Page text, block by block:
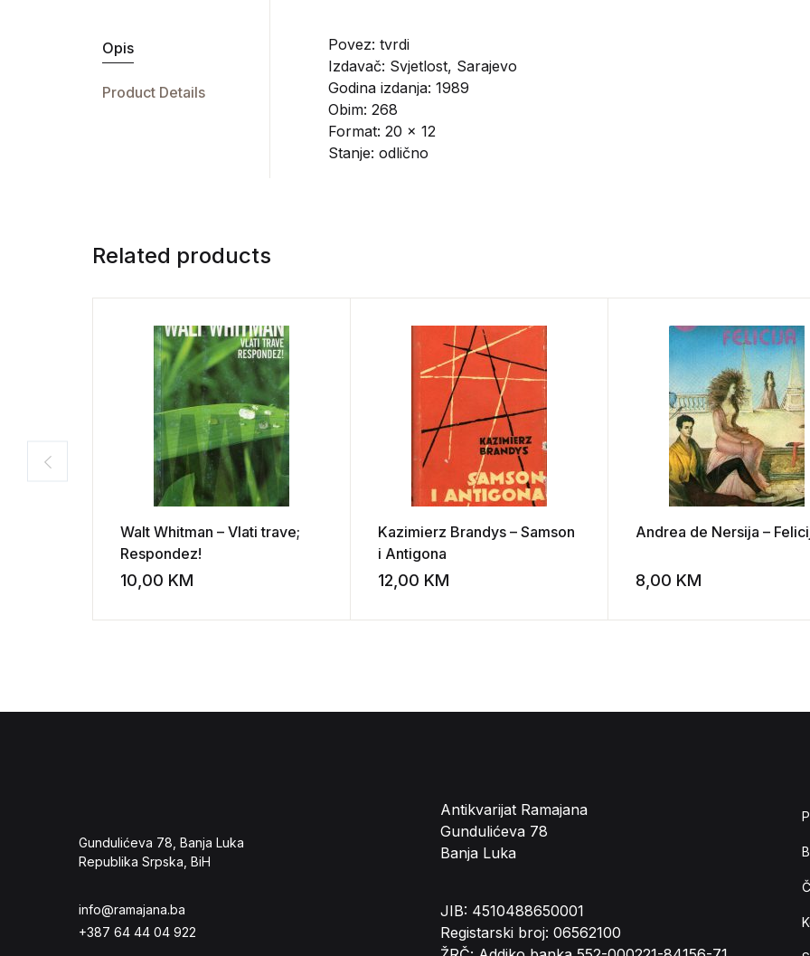
Opis
Product Details
Povez: tvrdi
Izdavač: Svjetlost, Sarajevo
Godina izdanja: 1989
Obim: 268
Format: 20 x 12
Stanje: odlično
Related products
Walt Whitman – Vlati trave;
Respondez!
10,00 KM Add to wishlist
Kazimierz Brandys – Samson
i Antigona
12,00 KM Add to wishlist
Andrea de Nersija –
8,00 KM
Gundulićeva 78, Banja Luka
Republika Srpska, BiH
info@ramajana.ba
+387 64 44 04 922
Antikvarijat Ramajana
Gundulićeva 78
Banja Luka
JIB: 4510488650001
Registarski broj: 06562100